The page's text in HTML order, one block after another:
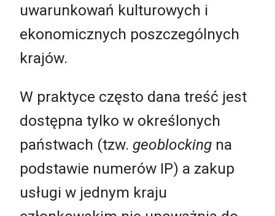
uwarunkowań kulturowych i
ekonomicznych poszczególnych
krajów.
W praktyce często dana treść jest
dostępna tylko w określonych
państwach (tzw. geoblocking na
podstawie numerów IP) a zakup
usługi w jednym kraju